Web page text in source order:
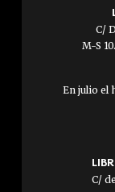
C/
M-S
En julio el
C/